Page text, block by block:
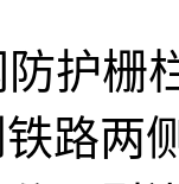
栅栏
路两